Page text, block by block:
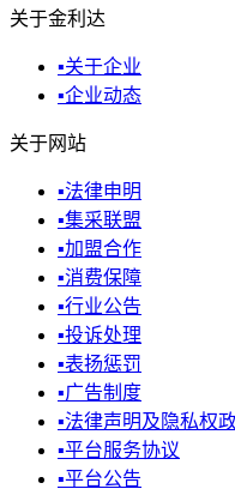
关于金利达
▪关于企业
▪企业动态
关于网站
▪法律申明
▪集采联盟
▪加盟合作
▪消费保障
▪行业公告
▪投诉处理
▪表扬惩罚
▪广告制度
▪法律声明及隐私权
▪平台服务协议
▪平台公告